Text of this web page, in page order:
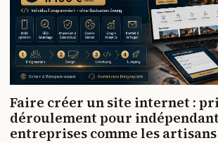
Faire créer un site internet :
déroulement pour
entreprises comme les artisans